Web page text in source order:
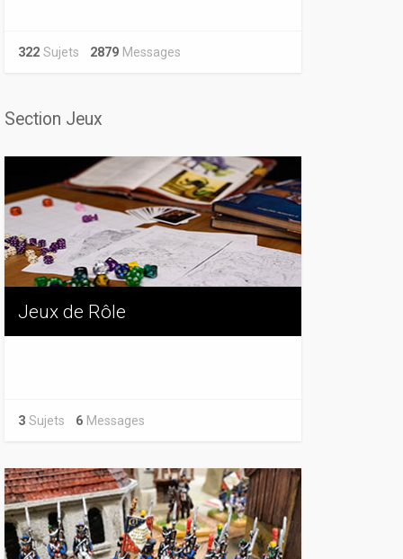
322 Sujets 2879 Messages
Section Jeux
Jeux de Rôle
3 Sujets 6 Messages